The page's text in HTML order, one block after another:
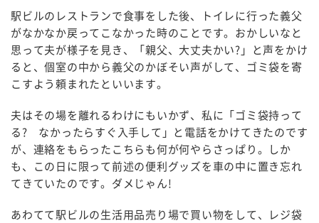
駅ビルのレストランで食事をした後、トイレに行った義父
がなかなか戻ってこなかった時のことです。おかしいなと
思って夫が様子を見き、「親父、大丈夫かい?」と声をかけ
ると、個室の中から義父のかぼそい声がして、ゴミ袋を寄
こすよう頼まれたといいます。
夫はその場を離れるわけにもいかず、私に「ゴミ袋持って
る? なかったらすぐ入手して」と電話をかけてきたのです
が、連絡をもらったこちらも何が何やらさっぱり。しか
も、この日に限って前述の便利グッズを車の中に置き忘れ
てきていたのです。ダメじゃん!
あわてて駅ビルの生活用品売り場で買い物をして、レジ袋